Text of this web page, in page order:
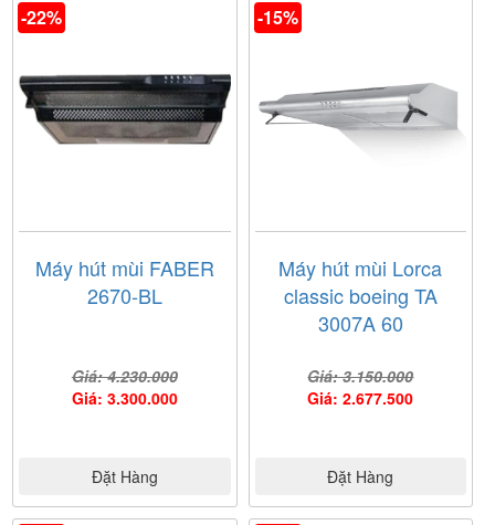
-22%
Máy hút mùi FABER
2670-BL
Giá: 4.230.000
Giá: 3.300.000
Đặt Hàng
-15%
Máy hút mùi Lorca
classic boeing TA
3007A 60
Giá: 3.150.000
Giá: 2.677.500
Đặt Hàng